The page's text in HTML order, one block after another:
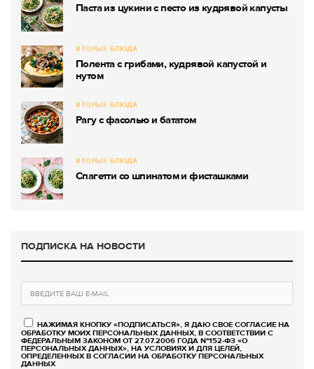
Паста из цукини с песто из кудрявой капусты
ВТОРЫЕ БЛЮДА
Полента с грибами, кудрявой капустой и
нутом
ВТОРЫЕ БЛЮДА
Рагу с фасолью и бататом
ВТОРЫЕ БЛЮДА
Спагетти со шпинатом и фисташками
ПОДПИСКА НА НОВОСТИ
НАЖИМАЯ КНОПКУ «ПОДПИСАТЬСЯ», Я ДАЮ СВОЕ СОГЛАСИЕ НА
ОБРАБОТКУ МОИХ ПЕРСОНАЛЬНЫХ ДАННЫХ, В СООТВЕТСТВИИ С
ФЕДЕРАЛЬНЫМ ЗАКОНОМ ОТ 27.07.2006 ГОДА №152-ФЗ «О
ПЕРСОНАЛЬНЫХ ДАННЫХ», НА УСЛОВИЯХ И ДЛЯ ЦЕЛЕЙ,
ОПРЕДЕЛЕННЫХ В СОГЛАСИИ НА ОБРАБОТКУ ПЕРСОНАЛЬНЫХ
ДАННЫХ